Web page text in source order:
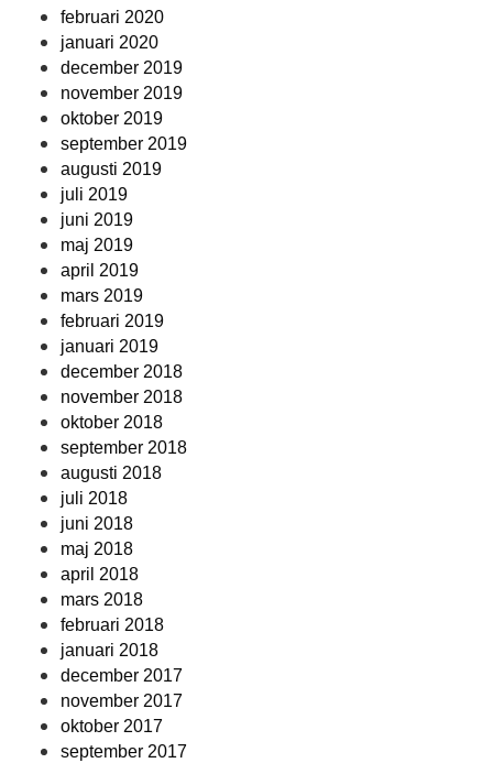
februari 2020
januari 2020
december 2019
november 2019
oktober 2019
september 2019
augusti 2019
juli 2019
juni 2019
maj 2019
april 2019
mars 2019
februari 2019
januari 2019
december 2018
november 2018
oktober 2018
september 2018
augusti 2018
juli 2018
juni 2018
maj 2018
april 2018
mars 2018
februari 2018
januari 2018
december 2017
november 2017
oktober 2017
september 2017